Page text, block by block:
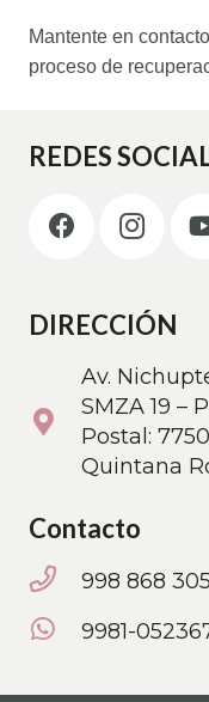
Mantente en
proceso de
REDES
DIRECCIÓN
Av.
SMZA 19 –
Postal:
Quintana
Contacto
998 868
9981-